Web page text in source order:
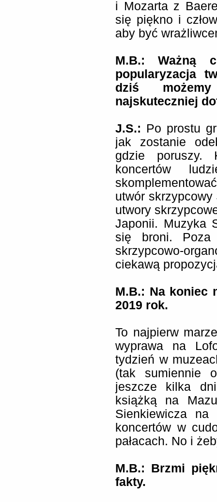
i Mozarta z
się piękno i
aby być
M.B.: Ważną
popularyzacja
dziś
najskuteczniej
J.S.: Po prostu
jak zostanie
gdzie
koncertów
utwór skrzypcowy
utwory
Japonii. Muzyka
się broni. Poza
skrzypcowo-
ciekawą
M.B.: Na koniec
2019 rok.
To najpierw
wyprawa na
tydzień w
(tak sumiennie
jeszcze kilka
książką na
Sienkiewicza
koncertów w
pałacach. No i
M.B.: Brzmi
fakty.